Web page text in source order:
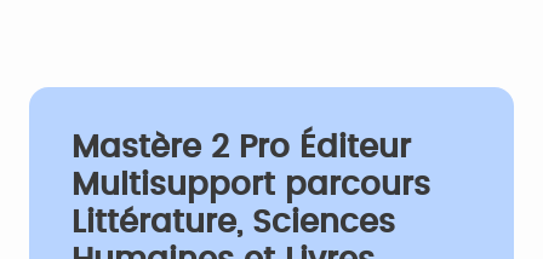
Mastère 2 Pro Éditeur
Multisupport parcours
Littérature, Sciences